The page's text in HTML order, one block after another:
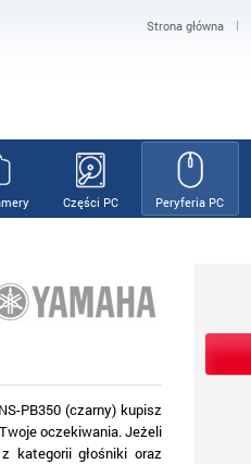
Strona główna |
Części PC Peryferia PC
PB350 (czarny) kupisz
oczekiwania. Jeżeli
kategorii głośniki oraz